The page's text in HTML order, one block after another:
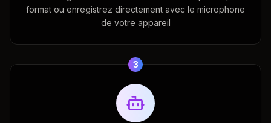
format ou enregistrez directement avec le microphone
de votre appareil
3